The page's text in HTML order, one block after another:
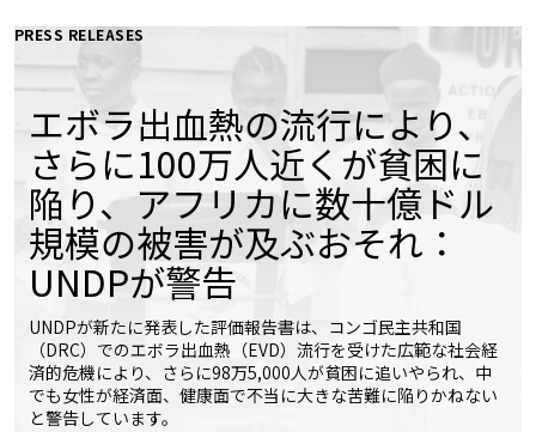
PRESS RELEASES
エボラ出血熱の流行により、
さらに100万人近くが貧困に
陥り、アフリカに数十億ドル
規模の被害が及ぶおそれ：
UNDPが警告
UNDPが新たに発表した評価報告書は、コンゴ民主共和国
（DRC）でのエボラ出血熱（EVD）流行を受けた広範な社会経
済的危機により、さらに98万5,000人が貧困に追いやられ、中
でも女性が経済面、健康面で不当に大きな苦難に陥りかねない
と警告しています。